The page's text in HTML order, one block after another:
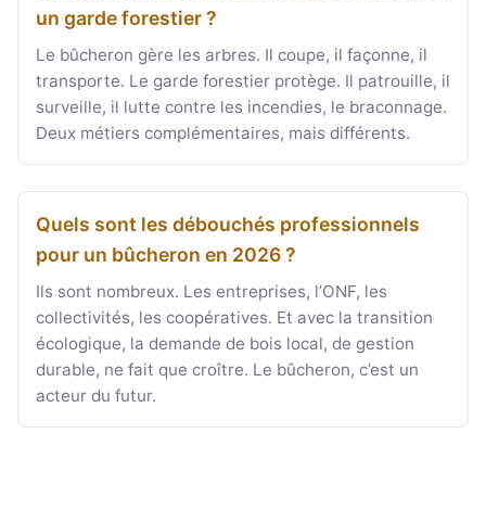
un garde forestier ?
Le bûcheron gère les arbres. Il coupe, il façonne, il
transporte. Le garde forestier protège. Il patrouille, il
surveille, il lutte contre les incendies, le braconnage.
Deux métiers complémentaires, mais différents.
Quels sont les débouchés professionnels
pour un bûcheron en 2026 ?
Ils sont nombreux. Les entreprises, l’ONF, les
collectivités, les coopératives. Et avec la transition
écologique, la demande de bois local, de gestion
durable, ne fait que croître. Le bûcheron, c’est un
acteur du futur.